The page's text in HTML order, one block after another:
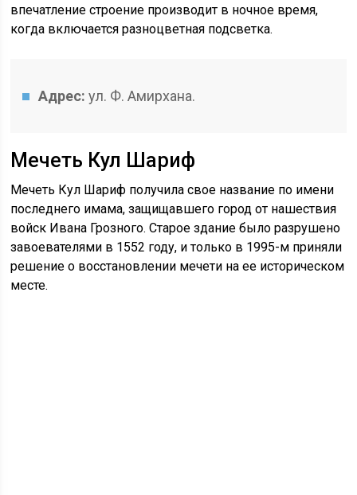
впечатление строение производит в ночное время,
когда включается разноцветная подсветка.
Адрес: ул. Ф. Амирхана.
Мечеть Кул Шариф
Мечеть Кул Шариф получила свое название по имени
последнего имама, защищавшего город от нашествия
войск Ивана Грозного. Старое здание было разрушено
завоевателями в 1552 году, и только в 1995-м приняли
решение о восстановлении мечети на ее историческом
месте.